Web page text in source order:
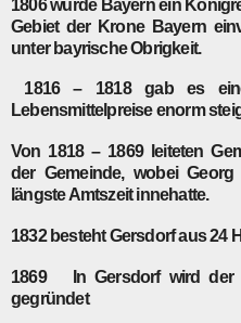
1806wurde Bayern ein
Gebiet der Krone Bayern
unter bayrische Obrigkeit.
1816 – 1818gab es
Lebensmittelpreise enorm
Von 1818 – 1869 leiteten
der Gemeinde, wobei
längste Amtszeit innehatte.
1832 besteht Gersdorf aus 24
1869
In Gersdorf wird der
gegründet